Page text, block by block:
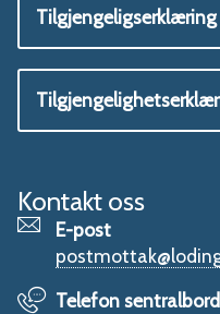
Kontakt oss
E-post
Telefon sentralbord